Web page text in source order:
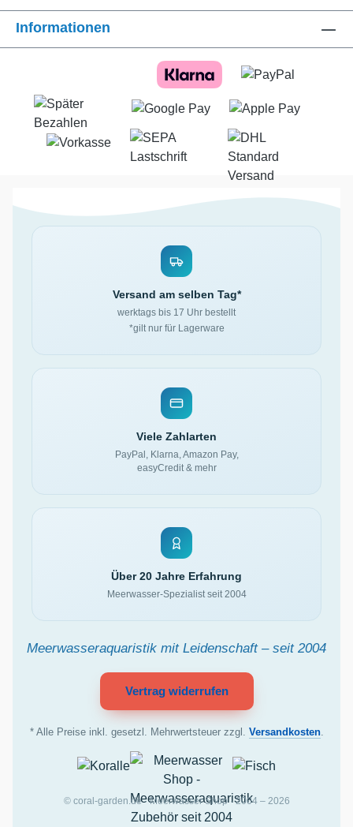
Informationen
Versand am selben Tag*
werktags bis 17 Uhr bestellt
*gilt nur für Lagerware
Viele Zahlarten
PayPal, Klarna, Amazon Pay,
easyCredit & mehr
Über 20 Jahre Erfahrung
Meerwasser-Spezialist seit 2004
Meerwasseraquaristik mit Leidenschaft – seit 2004
Vertrag widerrufen
* Alle Preise inkl. gesetzl. Mehrwertsteuer zzgl. Versandkosten.
© coral-garden.de · Meerwasser Shop · 2004 – 2026